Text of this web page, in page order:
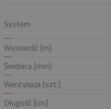
System
Wysokość [m]
Średnica [mm]
Wentylacja [szt.]
Długość [cm]